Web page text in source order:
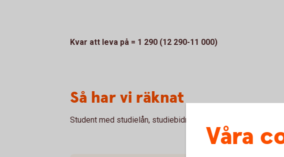
Kvar att leva på = 1 290 (12 290-11 000)
Så har vi räknat
Student med studielån, studiebidrag och bostadsbidrag. Bor i
Våra